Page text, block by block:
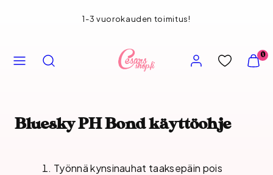
1-3 vuorokauden toimitus!
NÄYTÄ
0
Bluesky PH Bond käyttöohje
Työnnä kynsinauhat taaksepäin pois